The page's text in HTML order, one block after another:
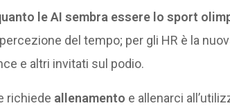
le AI sembra essere lo sport
del tempo; per gli HR è la
e altri invitati sul podio.
richiede allenamento e allenarci